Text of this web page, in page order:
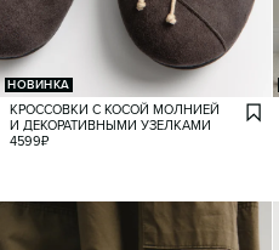
НОВИНКА
КРОССОВКИ С КОСОЙ МОЛНИЕЙ
И ДЕКОРАТИВНЫМИ УЗЕЛКАМИ
4599₽